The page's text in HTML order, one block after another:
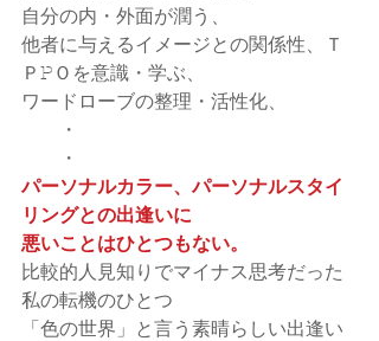
自分の内・外面が潤う、
他者に与えるイメージとの関係性、Ｔ
ＰPＯを意識・学ぶ、
ワードローブの整理・活性化、
・
・
パーソナルカラー、パーソナルスタイ
リングとの出逢いに
悪いことはひとつもない。
比較的人見知りでマイナス思考だった
私の転機のひとつ
「色の世界」と言う素晴らしい出逢い